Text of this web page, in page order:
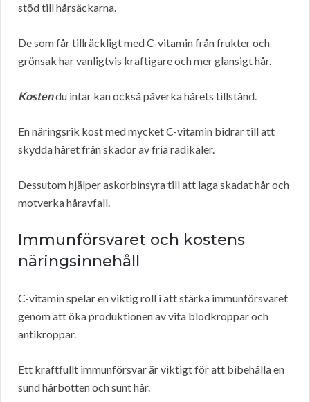
stöd till hårsäckarna.
De som får tillräckligt med C-vitamin från frukter och
grönsak har vanligtvis kraftigare och mer glansigt hår.
Kostendu intar kan också påverka hårets tillstånd.
En näringsrik kost med mycket C-vitamin bidrar till att
skydda håret från skador av fria radikaler.
Dessutom hjälper askorbinsyra till att laga skadat hår och
motverka håravfall.
Immunförsvaret och kostens
näringsinnehåll
C-vitamin spelar en viktig roll i att stärka immunförsvaret
genom att öka produktionen av vita blodkroppar och
antikroppar.
Ett kraftfullt immunförsvar är viktigt för att bibehålla en
sund hårbotten och sunt hår.